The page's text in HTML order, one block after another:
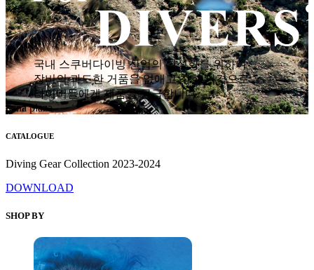
국내 스쿠버다이빙 산업의 활성화를 위하여
장비의 과도한 거품을 없애고 착한 가격으로
다이버들에게 제품을 공급합니다.
hana plaza
CATALOGUE
Diving Gear Collection 2023-2024
DOWNLOAD
SHOP BY